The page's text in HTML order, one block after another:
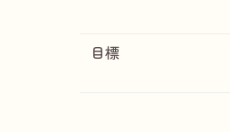
目標